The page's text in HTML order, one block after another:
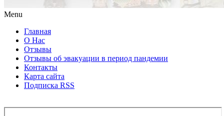
Menu
Главная
О Нас
Отзывы
Отзывы об эвакуации в период пандемии
Контакты
Карта сайта
Подписка RSS